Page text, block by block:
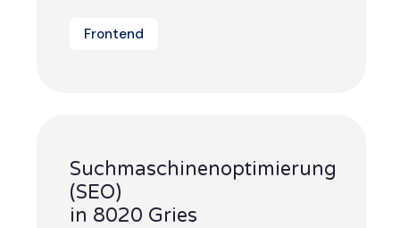
Frontend
Suchmaschinenoptimierung
(SEO)
in 8020 Gries